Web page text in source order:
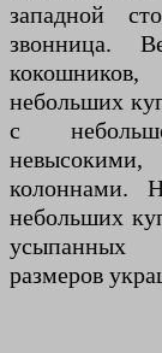
западной
звонница.
небольших
с
колоннами.
небольших
усыпанных
размеров